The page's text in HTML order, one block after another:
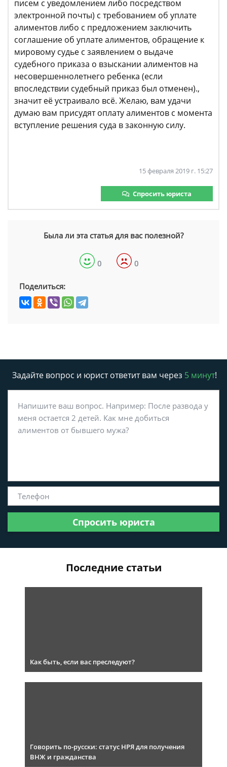
писем с уведомлением либо посредством
электронной почты) с требованием об уплате
алиментов либо с предложением заключить
соглашение об уплате алиментов, обращение к
мировому судье с заявлением о выдаче
судебного приказа о взыскании алиментов на
несовершеннолетнего ребенка (если
впоследствии судебный приказ был отменен).,
значит её устраивало всё. Желаю, вам удачи
думаю вам присудят оплату алиментов с момента
вступление решения суда в законную силу.
15 февраля 2019 г. 15:27
Спросить юриста
Была ли эта статья для вас полезной?
0 0
Поделиться:
Задайте вопрос и юрист ответит вам через 5 минут!
Спросить юриста
Последние статьи
Как быть, если вас преследуют?
Говорить по-русски: статус НРЯ для получения
ВНЖ и гражданства